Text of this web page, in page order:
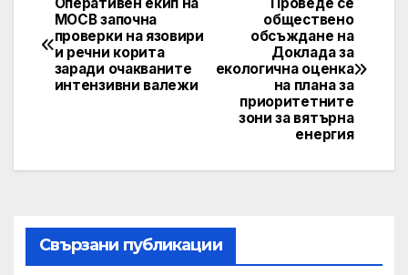
Post
navigation
обществено
обсъждане на
Доклада за
екологична оценка
на плана за
приоритетните
зони за вятърна
енергия
МОСВ започна
проверки на язовири
и речни корита
заради очакваните
интензивни валежи
Свързани публикации